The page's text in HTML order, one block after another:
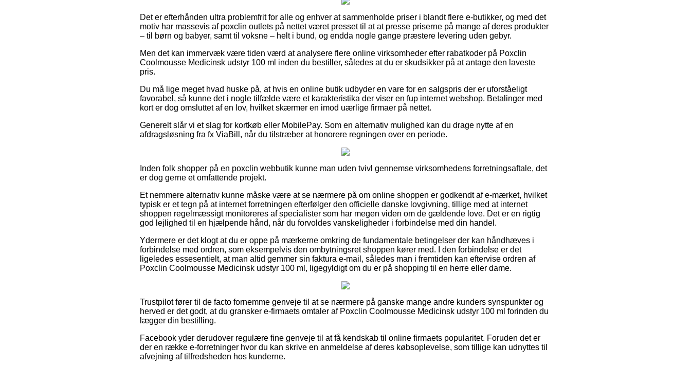
Det er efterhånden ultra problemfrit for alle og enhver at sammenholde priser i blandt flere e-butikker, og med det
motiv har massevis af poxclin outlets på nettet været presset til at at presse priserne på mange af deres produkter
– til børn og babyer, samt til voksne – helt i bund, og endda nogle gange præstere levering uden gebyr.
Men det kan immervæk være tiden værd at analysere flere online virksomheder efter rabatkoder på Poxclin
Coolmousse Medicinsk udstyr 100 ml inden du bestiller, således at du er skudsikker på at antage den laveste
pris.
Du må lige meget hvad huske på, at hvis en online butik udbyder en vare for en salgspris der er uforståeligt
favorabel, så kunne det i nogle tilfælde være et karakteristika der viser en fup internet webshop. Betalinger med
kort er dog omsluttet af en lov, hvilket skærmer en imod uærlige firmaer på nettet.
Generelt slår vi et slag for kortkøb eller MobilePay. Som en alternativ mulighed kan du drage nytte af en
afdragsløsning fra fx ViaBill, når du tilstræber at honorere regningen over en periode.
Inden folk shopper på en poxclin webbutik kunne man uden tvivl gennemse virksomhedens forretningsaftale, det
er dog gerne et omfattende projekt.
Et nemmere alternativ kunne måske være at se nærmere på om online shoppen er godkendt af e-mærket, hvilket
typisk er et tegn på at internet forretningen efterfølger den officielle danske lovgivning, tillige med at internet
shoppen regelmæssigt monitoreres af specialister som har megen viden om de gældende love. Det er en rigtig
god lejlighed til en hjælpende hånd, når du forvoldes vanskeligheder i forbindelse med din handel.
Ydermere er det klogt at du er oppe på mærkerne omkring de fundamentale betingelser der kan håndhæves i
forbindelse med ordren, som eksempelvis den ombytningsret shoppen kører med. I den forbindelse er det
ligeledes essesentielt, at man altid gemmer sin faktura e-mail, således man i fremtiden kan eftervise ordren af
Poxclin Coolmousse Medicinsk udstyr 100 ml, ligegyldigt om du er på shopping til en herre eller dame.
Trustpilot fører til de facto fornemme genveje til at se nærmere på ganske mange andre kunders synspunkter og
herved er det godt, at du gransker e-firmaets omtaler af Poxclin Coolmousse Medicinsk udstyr 100 ml forinden du
lægger din bestilling.
Facebook yder derudover regulære fine genveje til at få kendskab til online firmaets popularitet. Foruden det er
der en række e-forretninger hvor du kan skrive en anmeldelse af deres købsoplevelse, som tillige kan udnyttes til
afvejning af tilfredsheden hos kunderne.